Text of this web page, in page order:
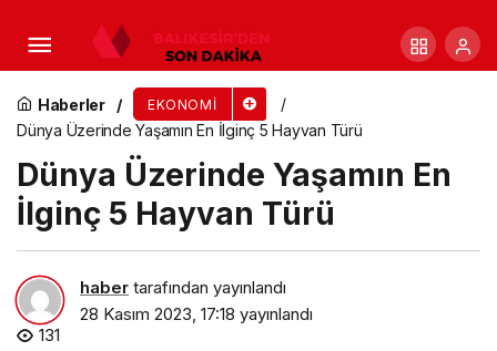
Haberler EKONOMI
Dünya Üzerinde Yaşamın En İlginç 5 Hayvan Türü
Dünya Üzerinde Yaşamın En
İlginç 5 Hayvan Türü
haber tarafından yayınlandı
28 Kasım 2023, 17:18 yayınlandı
131
Evde İguana Besleyeceklere Tavsiyeler